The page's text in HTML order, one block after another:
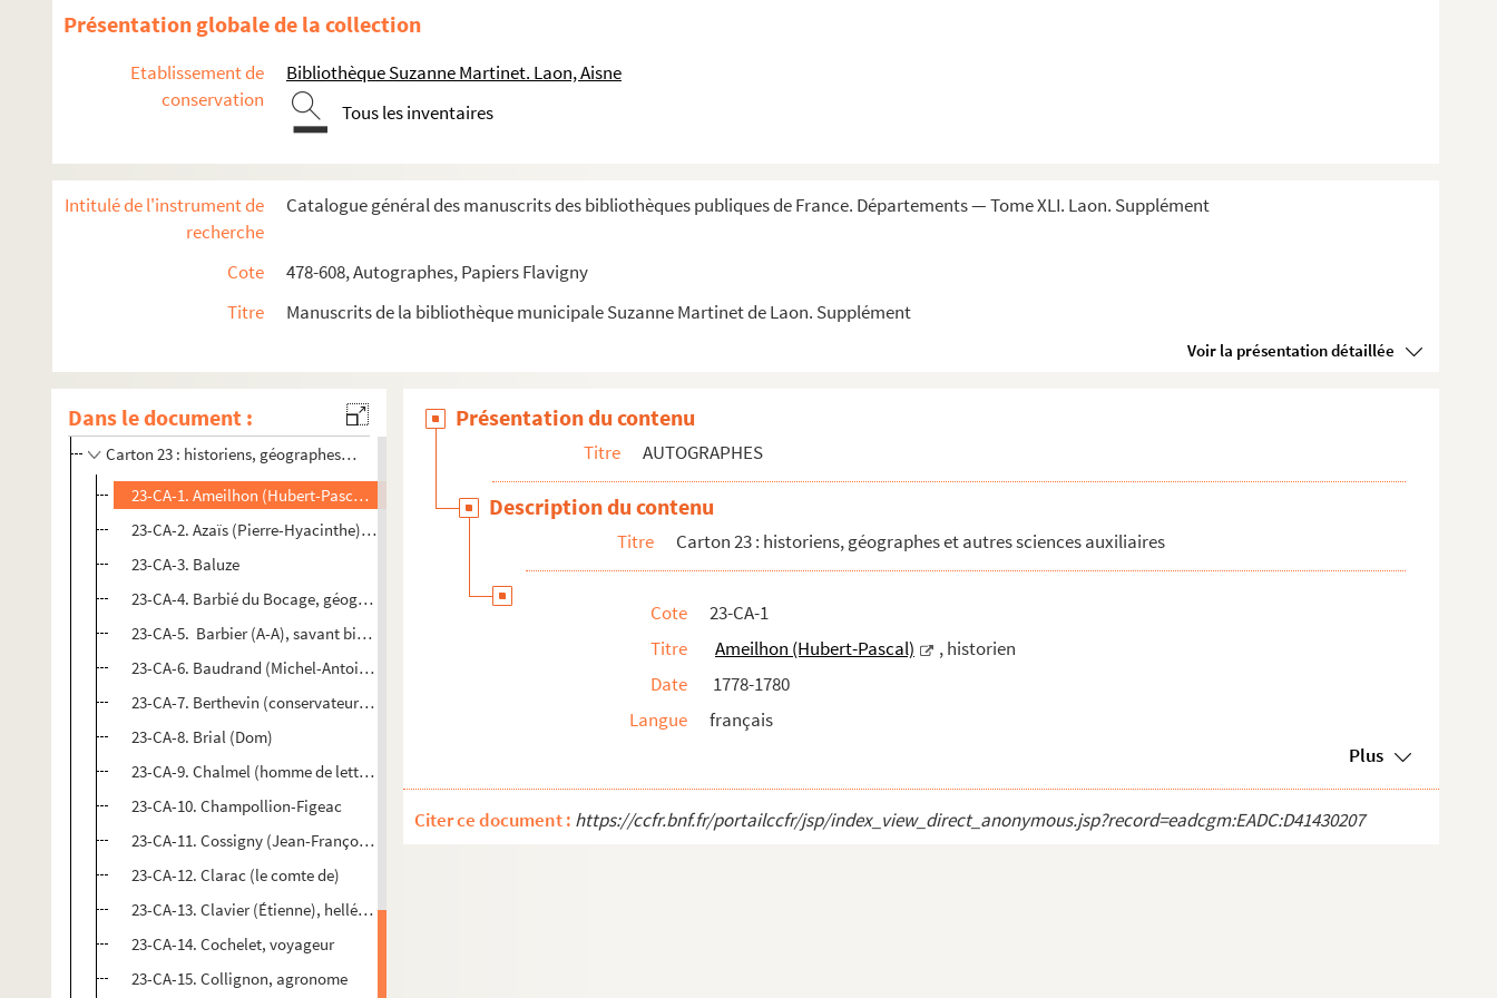
Présentation globale de la collection
Etablissement de
conservation
Bibliothèque Suzanne Martinet. Laon, Aisne
Tous les inventaires
Intitulé de l'instrument de
recherche
Catalogue général des manuscrits des bibliothèques publiques de France. Départements — Tome XLI. Laon. Supplément
Cote
478-608, Autographes, Papiers Flavigny
Titre
Manuscrits de la bibliothèque municipale Suzanne Martinet de Laon. Supplément
Voir la présentation détaillée
Dans le document :
Carton 11 : médecins, conseillers, juristes
Carton 12
Carton 13 : intendants et préfets
Carton 15
Carton 16 : hommes de sciences
Carton 18 : députés et hommes politiques
Carton 19 : hommes de lettres
Carton 21 : hauts dignitaires ecclésiastique
Carton 22
Carton 23 : historiens, géographes et autres sciences auxiliaires
23-CA-1. Ameilhon (Hubert-Pascal), historien
23-CA-2. Azaïs (Pierre-Hyacinthe), philosophe
23-CA-3. Baluze
23-CA-4. Barbié du Bocage, géographe
23-CA-5. Barbier (A-A), savant bibliographe
23-CA-6. Baudrand (Michel-Antoine), géographe
23-CA-7. Berthevin (conservateur de l'Imprimerie Royale)
23-CA-8. Brial (Dom)
23-CA-9. Chalmel (homme de lettres, auteur de l'histoire de la Touraine)
23-CA-10. Champollion-Figeac
23-CA-11. Cossigny (Jean-François Charpentier de), ingénieur
23-CA-12. Clarac (le comte de)
23-CA-13. Clavier (Étienne), helléniste
23-CA-14. Cochelet, voyageur
23-CA-15. Collignon, agronome
Présentation du contenu
Titre AUTOGRAPHES
Description du contenu
Titre Carton 23 : historiens, géographes et autres sciences auxiliaires
Cote
23-CA-1
Titre
Ameilhon (Hubert-Pascal)
, historien
Date
1778-1780
Langue
français
Plus
Citer ce document : https://ccfr.bnf.fr/portailccfr/jsp/index_view_direct_anonymous.jsp?record=eadcgm:EADC:D41430207